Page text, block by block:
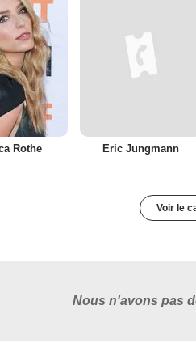
Rothe Eric Jungmann
Voir le
Nous n'avons pas